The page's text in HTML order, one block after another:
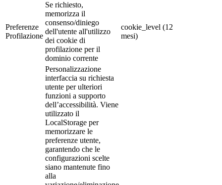
Preferenze
Profilazione
Se richiesto,
memorizza il
consenso/diniego
dell'utente all'utilizzo
dei cookie di
profilazione per il
dominio corrente
cookie_level (12
mesi)
Personalizzazione
interfaccia su richiesta
utente per ulteriori
funzioni a supporto
dell’accessibilità. Viene
utilizzato il
LocalStorage per
memorizzare le
preferenze utente,
garantendo che le
configurazioni scelte
siano mantenute fino
alla